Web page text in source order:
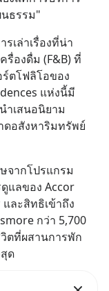
ธรรม"
เล่าเรื่องที่น่า
รื่องดื่ม (F&B) ที่
ร์ตโฟลิโอของ
แห่งนี้มี
ำเสนอนิยาม
ดอสังหาริมทรัพย์
จากโปรแกรม
แลของ Accor
ละสิทธิเข้าถึง
กว่า 5,700
ตที่ผสานการพัก
ด